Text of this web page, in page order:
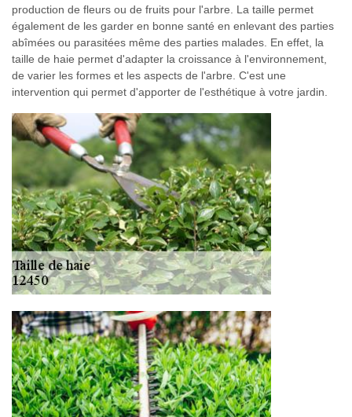
production de fleurs ou de fruits pour l'arbre. La taille permet
également de les garder en bonne santé en enlevant des parties
abîmées ou parasitées même des parties malades. En effet, la
taille de haie permet d'adapter la croissance à l'environnement,
de varier les formes et les aspects de l'arbre. C'est une
intervention qui permet d'apporter de l'esthétique à votre jardin.